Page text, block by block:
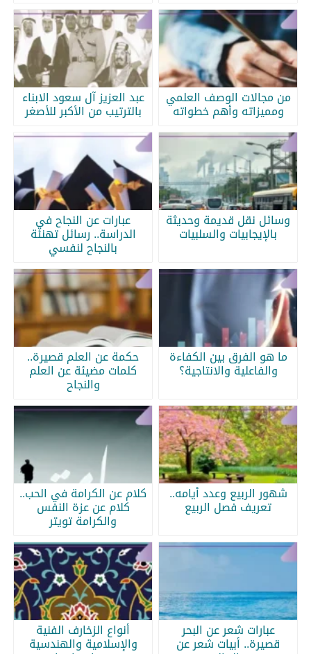
من مجالات الوصف العلمي
ومميزاته وأهم خطواته
عبد العزيز آل سعود الابناء
بالترتيب من الأكبر للأصغر
وسائل نقل قديمة وحديثة
بالإيجابيات والسلبيات
عبارات عن النجاح في
الدراسة.. رسائل تهنئة
بالنجاح لنفسي
ما هو الفرق بين الكفاءة
والفاعلية والانتاجية؟
حكمة عن العلم قصيرة..
كلمات مضيئة عن العلم
والنجاح
شهور الربيع وعدد أيامه..
تعريف فصل الربيع
كلام عن الكرامة في الحب..
كلام عن عزة النفس
والكرامة تويتر
عبارات شعر عن البحر
قصيرة.. أبيات شعر عن
أنواع الزخارف الفنية
والإسلامية والهندسية